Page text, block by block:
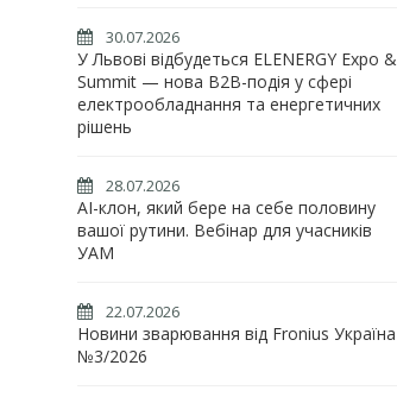
30.07.2026
У Львові відбудеться ELENERGY Expo &
Summit — нова B2B-подія у сфері
електрообладнання та енергетичних
рішень
28.07.2026
AI-клон, який бере на себе половину
вашої рутини. Вебінар для учасників
УАМ
22.07.2026
Новини зварювання від Fronius Україна
№3/2026